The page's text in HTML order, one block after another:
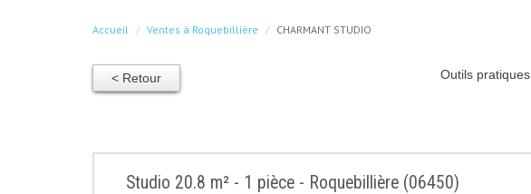
Accueil Ventes à Roquebillière CHARMANT STUDIO
< Retour Outils pratiques
Studio 20.8 m² - 1 pièce - Roquebillière (06450)